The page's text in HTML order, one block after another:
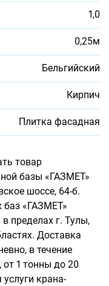
1,0
0,25м
Бельгийский
Кирпич
Плитка фасадная
товар
базы «ГАЗМЕТ»
шоссе, 64-б.
баз «ГАЗМЕТ»
пределах г. Тулы,
Доставка
в течение
от 1 тонны до 20
крана-